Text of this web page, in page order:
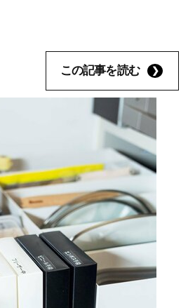
この記事を読む